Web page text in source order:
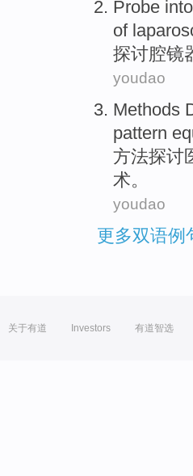
Probe into
of
探讨腔镜
youdao
Methods
pattern
方法探讨
术。
youdao
更多双语例
关于有道 Investors 有道智选